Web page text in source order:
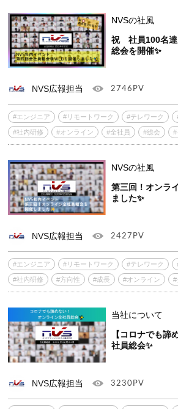
NVSの社風
祝 社員100名達
総会を開催✨
NVS広報担当 2746PV
#エンジニア #リモートワーク #テレワーク
#社内研修 #オンライン #全社員 #総会 #
NVSの社風
第三回！オンラ
ました✨
NVS広報担当 2427PV
#エンジニア #リモートワーク #テレワーク
#社内研修 #方向性 #成長 #オンライン #
当社について
【コロナでも諦
社員総会✨
NVS広報担当 3230PV